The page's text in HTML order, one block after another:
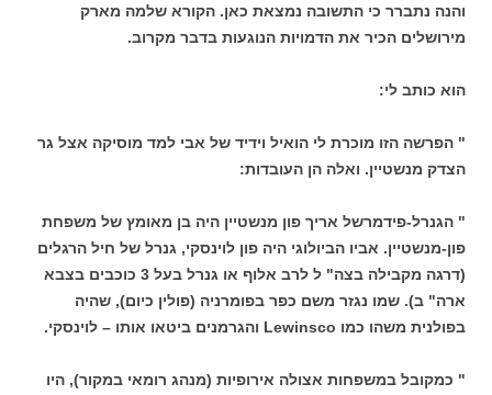
והנה נתברר כי התשובה נמצאת כאן. הקורא שלמה מארק
מירושלים הכיר את הדמויות הנוגעות בדבר מקרוב.
הוא כותב לי:
" הפרשה הזו מוכרת לי הואיל וידיד של אבי למד מוסיקה אצל גר
הצדק מנשטיין. ואלה הן העובדות:
" הגנרל-פידמרשל אריך פון מנשטיין היה בן מאומץ של משפחת
פון-מנשטיין. אביו הביולוגי היה פון לוינסקי, גנרל של חיל הרגלים
(דרגה מקבילה בצה" ל לרב אלוף או גנרל בעל 3 כוכבים בצבא
ארה" ב). שמו נגזר משם כפר בפומרניה (פולין כיום), שהיה
בפולנית משהו כמו Lewinsco והגרמנים ביטאו אותו – לוינסקי.
" כמקובל במשפחות אצולה אירופיות (מנהג רומאי במקור), היו